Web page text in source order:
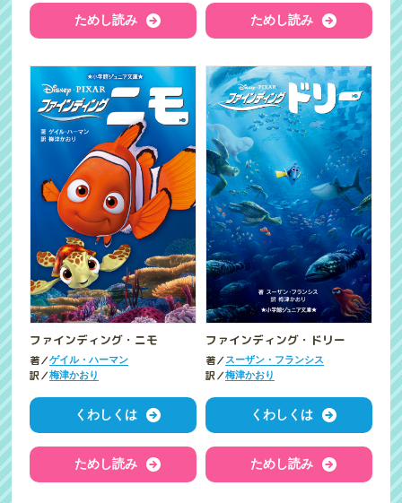
ためし読み ためし読み
ファインディング・ニモ
著／ゲイル・ハーマン
訳／梅津かおり
くわしくは
ためし読み
ファインディング・ドリー
著／スーザン・フランシス
訳／梅津かおり
くわしくは
ためし読み